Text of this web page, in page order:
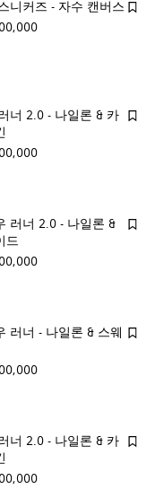
니커즈 - 자수 캔버스
너 2.0 - 나일론 & 카
러너 2.0 - 나일론 &
드
러너 - 나일론 & 스웨
너 2.0 - 나일론 & 카